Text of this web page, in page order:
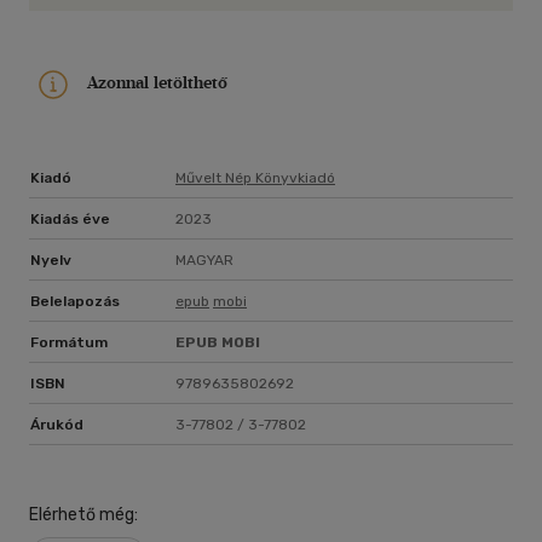
Azonnal letölthető
Kiadó Művelt Nép Könyvkiadó
Kiadás éve 2023
Nyelv MAGYAR
Belelapozás epub mobi
Formátum EPUB MOBI
ISBN 9789635802692
Árukód 3-77802 / 3-77802
Elérhető még: